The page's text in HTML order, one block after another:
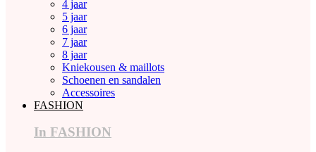
4 jaar
5 jaar
6 jaar
7 jaar
8 jaar
Kniekousen & maillots
Schoenen en sandalen
Accessoires
FASHION
In FASHION